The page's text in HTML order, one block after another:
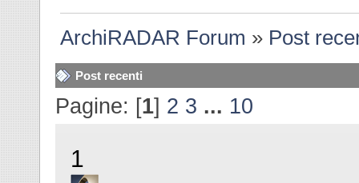
ArchiRADAR Forum » Post
Post recenti
Pagine: [1] 2 3 ... 10
1